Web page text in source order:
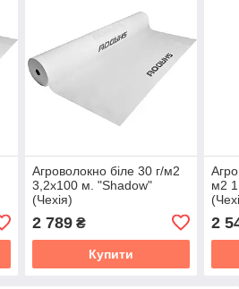
Агроволокно біле 30 г/м2
3,2х100 м. "Shadow"
(Чехія)
2 789₴
Купити
м2
2